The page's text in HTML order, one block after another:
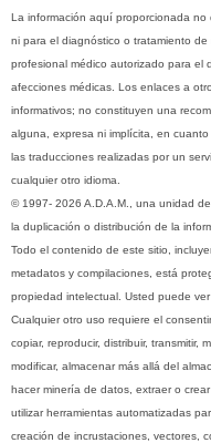
La información aquí proporcionada
ni para el diagnóstico o tratamiento
profesional médico autorizado para el
afecciones médicas. Los enlaces a
informativos; no constituyen una
alguna, expresa ni implícita, en
las traducciones realizadas por un
cualquier otro idioma.
© 1997- 2026 A.D.A.M., una unidad
la duplicación o distribución de la
Todo el contenido de este sitio,
metadatos y compilaciones, está
propiedad intelectual. Usted puede
Cualquier otro uso requiere el
copiar, reproducir, distribuir, transmitir,
modificar, almacenar más allá del
hacer minería de datos, extraer o
utilizar herramientas automatizadas
creación de incrustaciones, vectores,